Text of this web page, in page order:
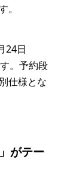
24日
。予約段
仕様とな
がテー